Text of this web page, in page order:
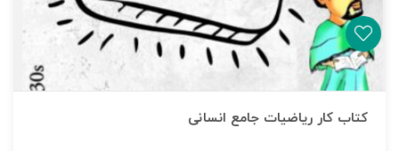
کتاب کار ریاضیات جامع انسانی